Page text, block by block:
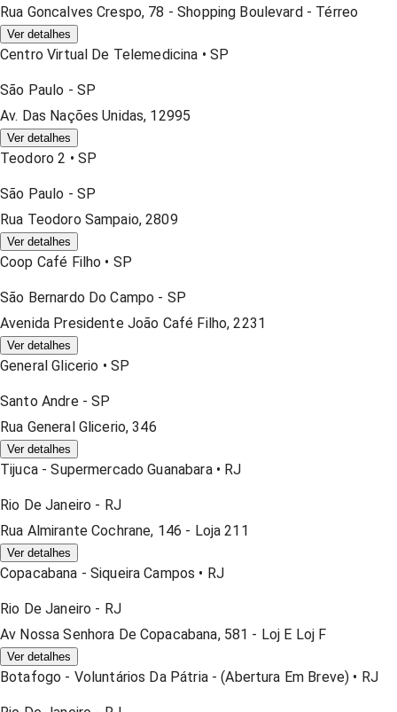
Rua Goncalves Crespo, 78 - Shopping Boulevard - Térreo
Ver detalhes
Centro Virtual De Telemedicina • SP
São Paulo - SP
Av. Das Nações Unidas, 12995
Ver detalhes
Teodoro 2 • SP
São Paulo - SP
Rua Teodoro Sampaio, 2809
Ver detalhes
Coop Café Filho • SP
São Bernardo Do Campo - SP
Avenida Presidente João Café Filho, 2231
Ver detalhes
General Glicerio • SP
Santo Andre-SP
Rua General Glicerio, 346
Ver detalhes
Tijuca - Supermercado Guanabara• RJ
Rio De Janeiro - RJ
Rua Almirante Cochrane, 146 - Loja 211
Ver detalhes
Copacabana - Siqueira Campos • RJ
Rio De Janeiro - RJ
Av Nossa Senhora De Copacabana, 581 - Loj E Loj F
Ver detalhes
Botafogo - Voluntários Da Pátria - (abertura Em Breve) • RJ